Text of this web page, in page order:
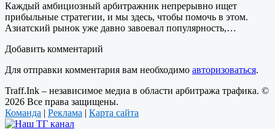
Каждый амбициозный арбитражник непрерывно ищет
прибыльные стратегии, и мы здесь, чтобы помочь в этом.
Азиатский рынок уже давно завоевал популярность,…
Добавить комментарий
Для отправки комментария вам необходимо авторизоваться.
Traff.Ink – независимое медиа в области арбитража трафика. ©
2026 Все права защищены.
Команда | Реклама | Карта сайта